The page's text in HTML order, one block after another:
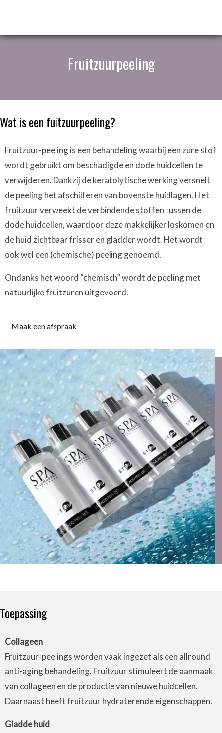
Fruitzuurpeeling
Wat is een fuitzuurpeeling?
Fruitzuur-peeling is een behandeling waarbij een zure stof
wordt gebruikt om beschadigde en dode huidcellen te
verwijderen. Dankzij de keratolytische werking versnelt
de peeling het afschilferen van bovenste huidlagen. Het
fruitzuur verweekt de verbindende stoffen tussen de
dode huidcellen, waardoor deze makkelijker loskomen en
de huid zichtbaar frisser en gladder wordt. Het wordt
ook wel een (chemische) peeling genoemd.
Ondanks het woord “chemisch” wordt de peeling met
natuurlijke fruitzuren uitgevoerd.
Maak een afspraak
Toepassing
Collageen
Fruitzuur-peelings worden vaak ingezet als een allround
anti-aging behandeling. Fruitzuur stimuleert de aanmaak
van collageen en de productie van nieuwe huidcellen.
Daarnaast heeft fruitzuur hydraterende eigenschappen.
Gladde huid